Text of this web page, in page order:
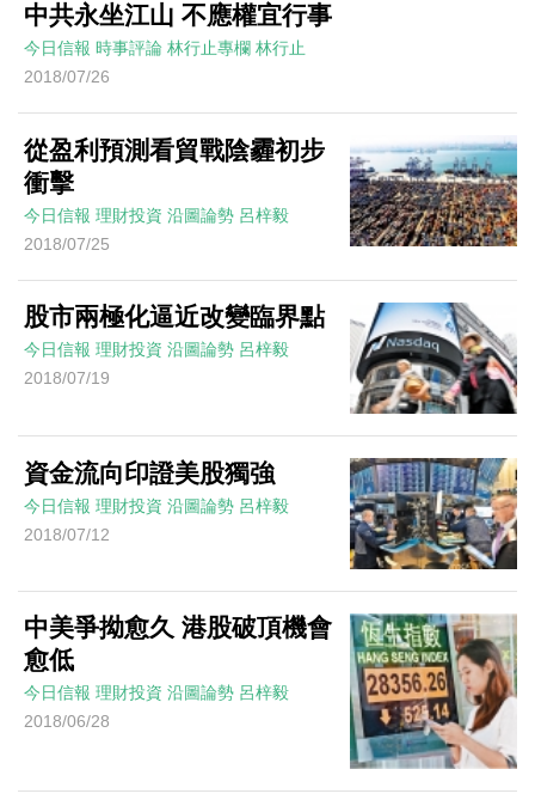
中共永坐江山 不應權宜行事
今日信報 時事評論 林行止專欄 林行止
2018/07/26
從盈利預測看貿戰陰霾初步
衝擊
今日信報 理財投資 沿圖論勢 呂梓毅
2018/07/25
股市兩極化逼近改變臨界點
今日信報 理財投資 沿圖論勢 呂梓毅
2018/07/19
資金流向印證美股獨強
今日信報 理財投資 沿圖論勢 呂梓毅
2018/07/12
中美爭拗愈久 港股破頂機會
愈低
今日信報 理財投資 沿圖論勢 呂梓毅
2018/06/28